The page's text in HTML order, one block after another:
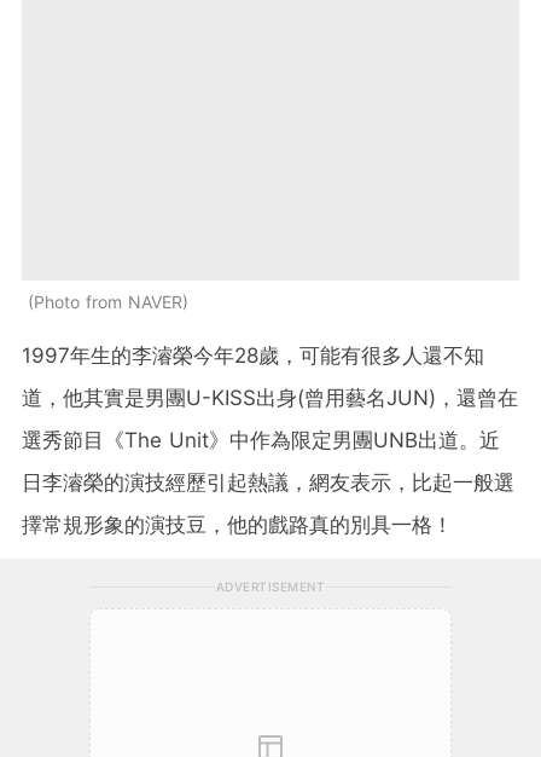
Photo from NAVER
1997年生的李濬榮今年28歲，可能有很多人還不知
道，他其實是男團U-KISS出身(曾用藝名JUN)，還曾在
選秀節目《The Unit》中作為限定男團UNB出道。近
日李濬榮的演技經歷引起熱議，網友表示，比起一般選
擇常規形象的演技豆，他的戲路真的別具一格！
ADVERTISEMENT